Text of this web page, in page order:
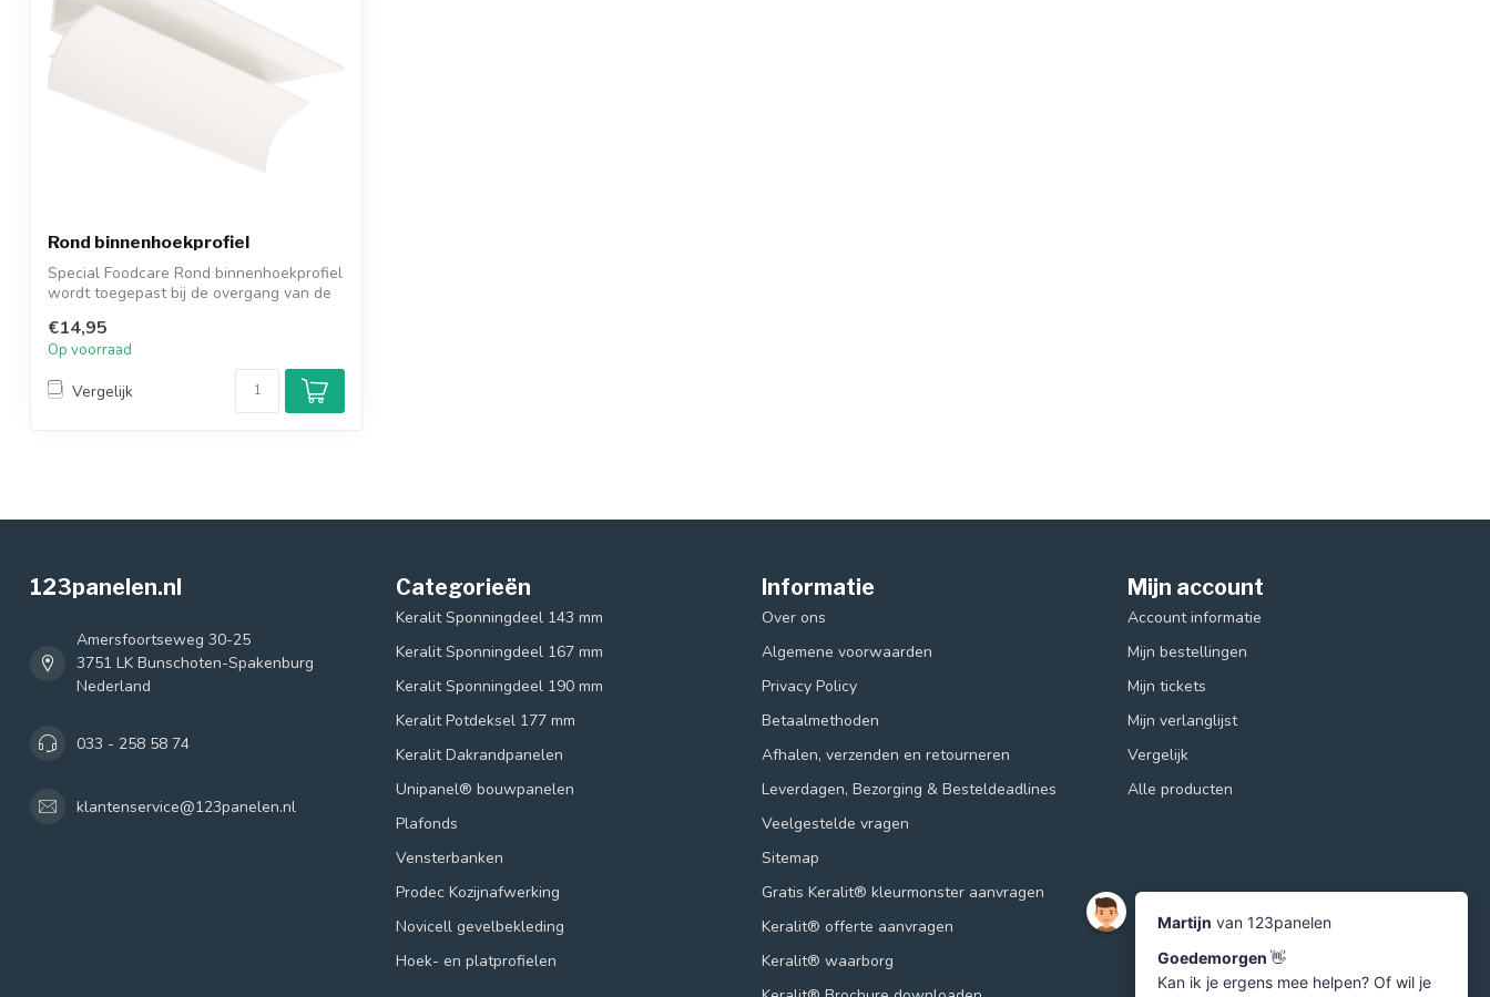
Rond binnenhoekprofiel
Special Foodcare Rond binnenhoekprofiel
wordt toegepast bij de overgang van de
€14,95
Op voorraad
Vergelijk
123panelen.nl
Amersfoortseweg 30-25
3751 LK Bunschoten-Spakenburg
Nederland
033 - 258 58 74
klantenservice@123panelen.nl
Categorieën
Keralit Sponningdeel 143 mm
Keralit Sponningdeel 167 mm
Keralit Sponningdeel 190 mm
Keralit Potdeksel 177 mm
Keralit Dakrandpanelen
Unipanel® bouwpanelen
Plafonds
Vensterbanken
Prodec Kozijnafwerking
Novicell gevelbekleding
Hoek- en platprofielen
Informatie
Over ons
Algemene voorwaarden
Privacy Policy
Betaalmethoden
Afhalen, verzenden en retourneren
Leverdagen, Bezorging & Besteldeadlines
Veelgestelde vragen
Sitemap
Gratis Keralit® kleurmonster aanvragen
Keralit® offerte aanvragen
Keralit® waarborg
Mijn account
Account informatie
Mijn bestellingen
Mijn tickets
Mijn verlanglijst
Vergelijk
Alle producten